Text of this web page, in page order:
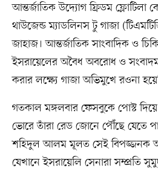
আন্তর্জাতিক উদ্যোগ ফ্রিডম
থাউজেন্ড ম্যাডলিনস টু গাজা
জাহাজ। আন্তর্জাতিক সাংবাদিক ও
ইসরায়েলের অবৈধ অবরোধ ও
করার লক্ষ্যে গাজা অভিমুখে রওনা
গতকাল মঙ্গলবার ফেসবুকে পোস্ট
ভোরে তাঁরা রেড জোনে পৌঁছে যেতে
শহিদুল আলম মূলত সেই বিপজ্জনক
যেখানে ইসরায়েলি সেনারা সম্প্রতি